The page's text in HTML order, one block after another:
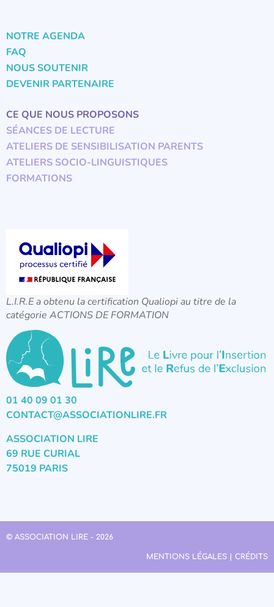
NOTRE AGENDA
FAQ
NOUS SOUTENIR
DEVENIR PARTENAIRE
CE QUE NOUS PROPOSONS
SÉANCES DE LECTURE
ATELIERS DE SENSIBILISATION PARENTS
ATELIERS SOCIO-LINGUISTIQUES
FORMATIONS
L.I.R.E a obtenu la certification Qualiopi au titre de la
catégorie ACTIONS DE FORMATION
01 40 09 01 30
CONTACT@ASSOCIATIONLIRE.FR
ASSOCIATION LIRE
69 RUE CURIAL
75019 PARIS
© ASSOCIATION LIRE - 2026
MENTIONS LÉGALES | CRÉDITS